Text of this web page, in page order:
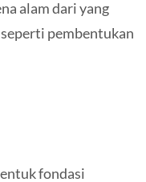
alam dari yang
pembentukan
fondasi